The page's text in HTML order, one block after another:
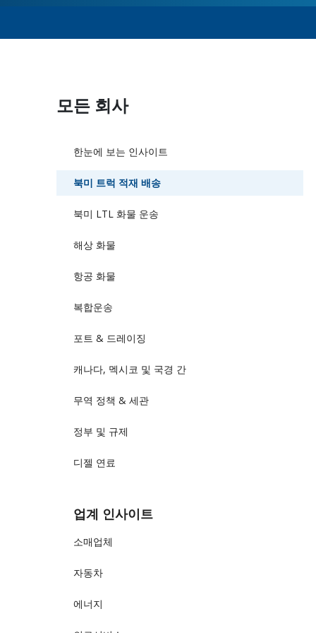
모든 회사
한눈에 보는 인사이트
북미 트럭 적재 배송
북미 LTL 화물 운송
해상 화물
항공 화물
복합운송
포트 & 드레이징
캐나다, 멕시코 및 국경 간
무역 정책 & 세관
정부 및 규제
디젤 연료
업계 인사이트
소매업체
자동차
에너지